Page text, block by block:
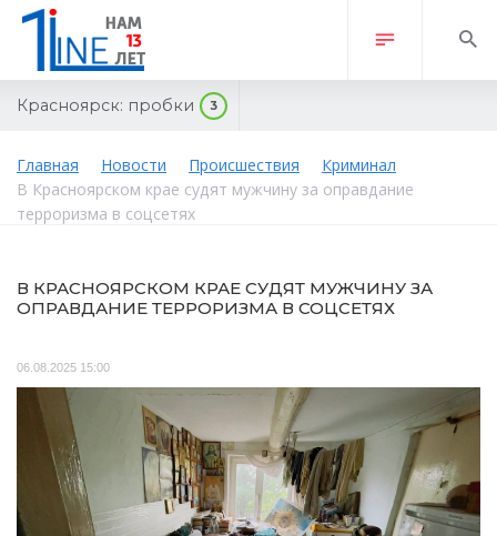
Красноярск: пробки 3
Главная Новости Происшествия
Криминал
В Красноярском крае судят мужчину за оправдание
терроризма в соцсетях
В КРАСНОЯРСКОМ КРАЕ СУДЯТ МУЖЧИНУ ЗА
ОПРАВДАНИЕ ТЕРРОРИЗМА В СОЦСЕТЯХ
06.08.2025 15:00